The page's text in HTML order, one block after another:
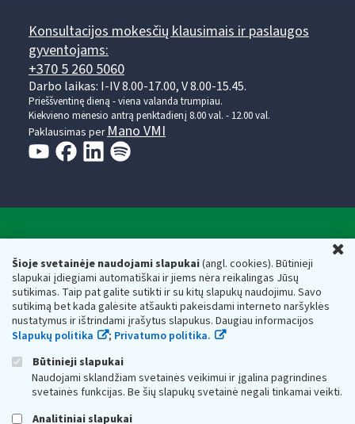
Šioje svetainėje naudojami slapukai(angl. cookies). Būtinieji
slapukai įdiegiami automatiškai ir jiems nėra reikalingas Jūsų
sutikimas. Taip pat galite sutikti ir su kitų slapukų naudojimu. Savo
sutikimą bet kada galėsite atšaukti pakeisdami interneto naršyklės
nustatymus ir ištrindami įrašytus slapukus. Daugiau informacijos
Slapukų politika
; Privatumo politika.
Būtinieji slapukai
Naudojami sklandžiam svetainės veikimui ir įgalina pagrindines
svetainės funkcijas. Be šių slapukų svetainė negali tinkamai veikti.
Analitiniai slapukai
Konsultacijos mokesčių klausimais ir paslaugos
gyventojams:
+370 5 260 5060
Darbo laikas: I-IV 8.00-17.00, V 8.00-15.45.
Prieššventinę dieną - viena valanda trumpiau.
Kiekvieno mėnesio antrą penktadienį 8.00 val. - 12.00 val.
Paklausimas perMano VMI
Valstybinė mokesčių inspekcija prie Lietuvos
Respublikos finansų ministerijos
Biudžetinė įstaiga. Juridinio asmens kodas — 188659752,
adresas: Vasario 16-osios g. 14, 01107 Vilnius, Lietuva, el.paštas:
vmi@vmi.lt , E. pristatymo dėžutės adresas 188659752
Duomenys apie Valstybinę mokesčių inspekciją prie Lietuvos
Respublikos finansų ministerijos kaupiami ir saugomi Juridinių